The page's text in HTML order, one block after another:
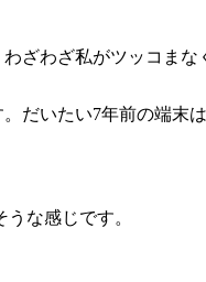
ざわざ私がツッコまな
だいたい7年前の端末
な感じです。